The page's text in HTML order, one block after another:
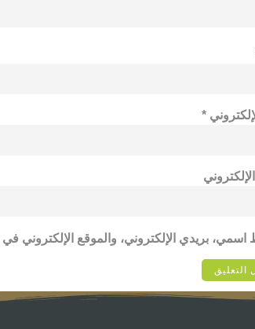
*
اسمي، بريدي الإلكتروني، والموقع الإلكتروني